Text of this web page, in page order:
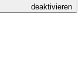
deaktivieren